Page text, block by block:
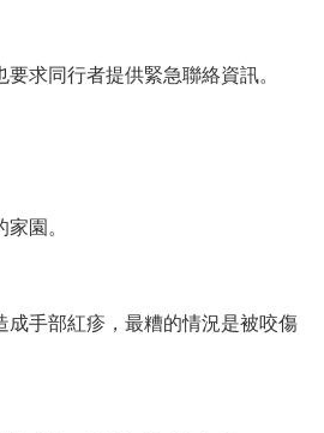
求同行者提供緊急聯絡資訊。
園。
成手部紅疹，最糟的情況是被咬傷